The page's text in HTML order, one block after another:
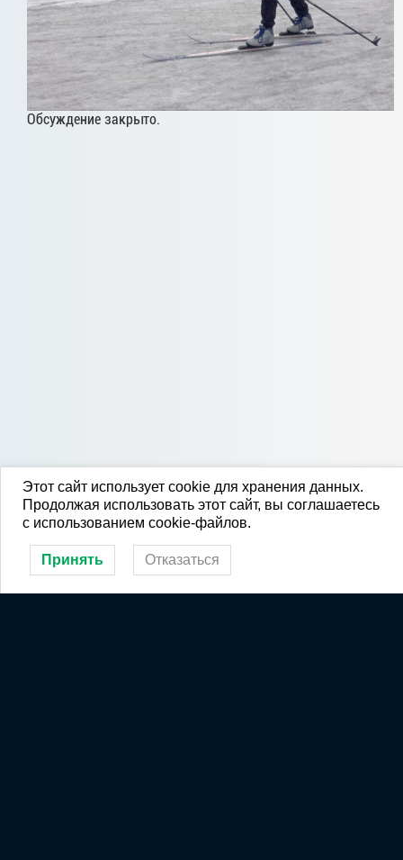
Обсуждение закрыто.
Этот сайт использует cookie для хранения данных.
Продолжая использовать этот сайт, вы соглашаетесь
с использованием cookie-файлов.
Принять Отказаться